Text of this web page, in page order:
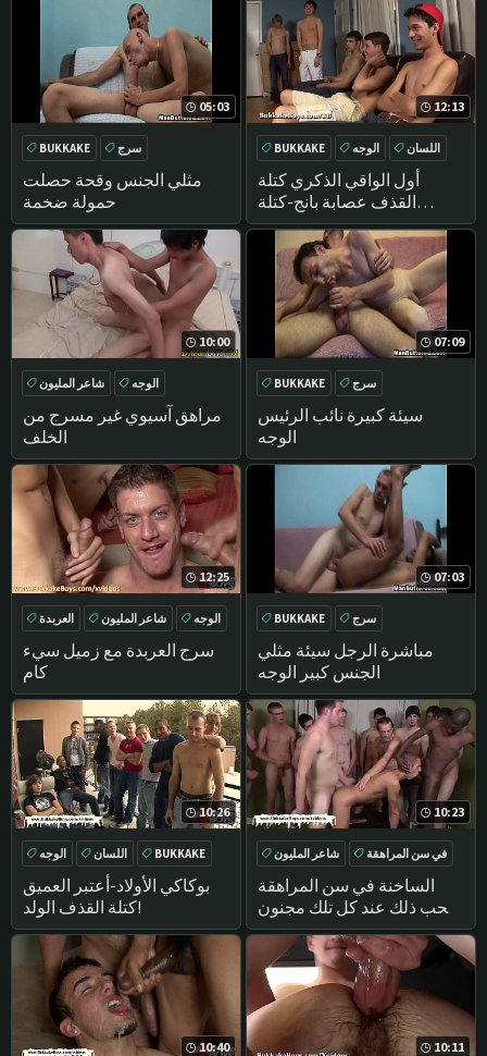
05:03
مثلي الجنس وقحة حصلت
حمولة ضخمة
BUKKAKE سرج
12:13
أول الواقي الذكري كتلة
القذف عصابة بانج-كتلة
القذف الأولاد
BUKKAKE الوجه
اللسان
تحول جنسي
10:00
مراهق آسيوي غير مسرج من
الخلف
شاعر المليون
الوجه
في سن المراهقة
الآسيوية
07:09
سيئة كبيرة نائب الرئيس
الوجه
BUKKAKE سرج
12:25
سرج العربدة مع زميل سيء
كام
العربدة شاعر المليون
الوجه
اللسان
07:03
مباشرة الرجل سيئة مثلي
الجنس كبير الوجه
BUKKAKE سرج
10:26
بوكاكي الأولاد-أعتبر العميق
كتلة القذف الولد!
الوجه اللسان
BUKKAKE
10:23
الساخنة في سن المراهقة
يحب ذلك عند كل تلك مجنون
السجق الشجاعة على وجهه
الجميل
شاعر المليون
في سن المراهقة
تحول جنسي
سرج
10:40 10:11